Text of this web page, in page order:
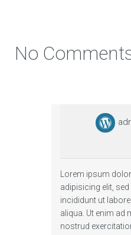
Tout au long de
avons
No
Lorem ipsum
adipisicing elit,
incididunt ut
aliqua. Ut enim ad
nostrud